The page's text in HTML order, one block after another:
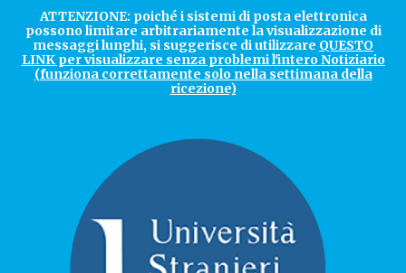
ATTENZIONE: poiché i sistemi di posta elettronica
possono limitare arbitrariamente la visualizzazione di
messaggi lunghi, si suggerisce di utilizzare QUESTO
LINK per visualizzare senza problemi l'intero Notiziario
(funziona correttamente solo nella settimana della
ricezione)